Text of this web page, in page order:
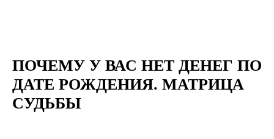
ПОЧЕМУ У ВАС НЕТ ДЕНЕГ ПО
ДАТЕ РОЖДЕНИЯ. МАТРИЦА
СУДЬБЫ